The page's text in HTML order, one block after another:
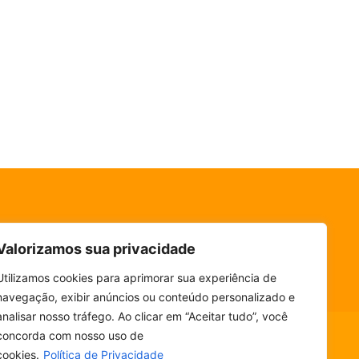
sua privacidade
cookies para aprimorar sua experiência de
exibir anúncios ou conteúdo personalizado e
nosso tráfego. Ao clicar em “Aceitar tudo”, você
com nosso uso de
Política de Privacidade